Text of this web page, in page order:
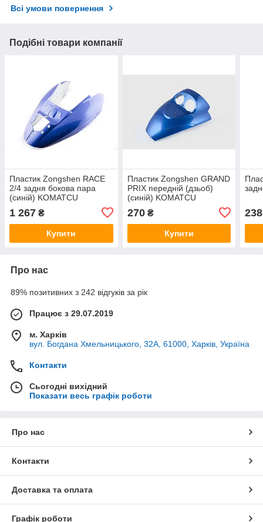
Всі умови повернення
Подібні товари компанії
Пластик Zongshen RACE
2/4 задня бокова пара
(синій) KOMATCU
1 267 ₴
Купити
Пластик Zongshen GRAND
PRIX передній (дзьоб)
(синій) KOMATCU
270₴
Купити
238
Про нас
89% позитивних з 242 відгуків за рік
Працює з 29.07.2019
м. Харків
вул. Богдана Хмельницького, 32А, 61000, Харків, Україна
Контакти
Сьогодні вихідний
Показати весь графік роботи
Про нас
Контакти
Доставка та оплата
Графік роботи